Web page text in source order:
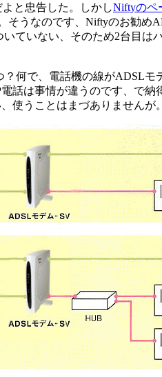
と忠告した。しかしNiftyのペ
そうなのです、Niftyのお勧め
ていない、そのため2台目は
何で、電話機の線がADSLモ
話は事情が違うのです、で納
使うことはまづありませんが。